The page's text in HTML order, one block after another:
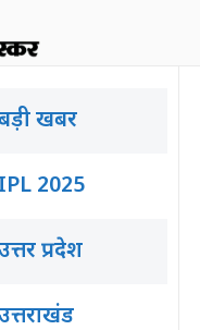
खबर
IPL 2025
प्रदेश